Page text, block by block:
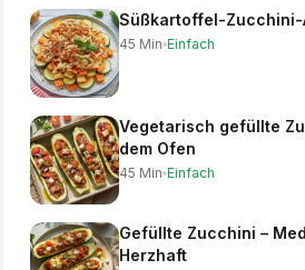
Süßkartoffel-
45 Min Einfach
Vegetarisch gefüllte
dem Ofen
45 Min Einfach
Gefüllte Zucchini –
Herzhaft